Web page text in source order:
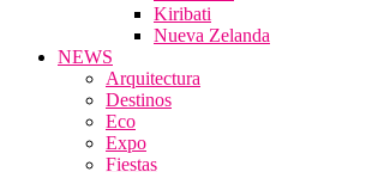
Kiribati
Nueva Zelanda
NEWS
Arquitectura
Destinos
Eco
Expo
Fiestas